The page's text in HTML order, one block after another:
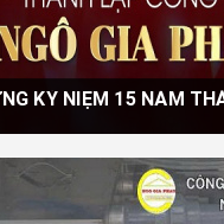
KỶ NIỆM 15 NĂM